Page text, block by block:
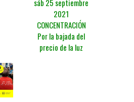
sáb 25 septiembre
2021
CONCENTRACIÓN
Por la bajada del
precio de la luz